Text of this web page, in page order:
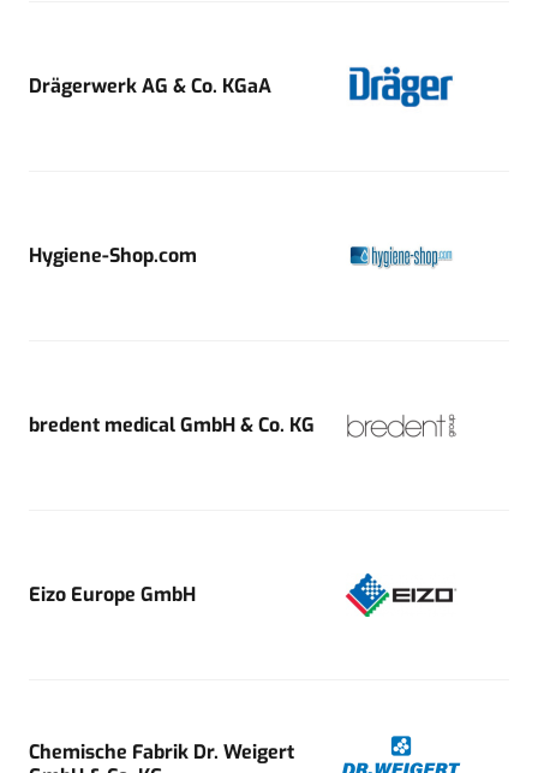
Drägerwerk AG & Co. KGaA
Hygiene-Shop.com
bredent medical GmbH & Co. KG
Eizo Europe GmbH
Chemische Fabrik Dr. Weigert